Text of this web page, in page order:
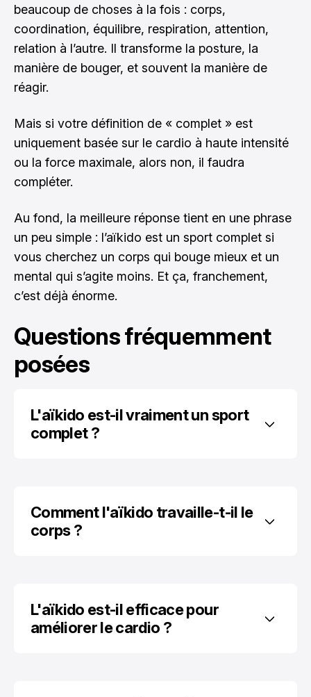
beaucoup de choses à la fois : corps,
coordination, équilibre, respiration, attention,
relation à l’autre. Il transforme la posture, la
manière de bouger, et souvent la manière de
réagir.
Mais si votre définition de « complet » est
uniquement basée sur le cardio à haute intensité
ou la force maximale, alors non, il faudra
compléter.
Au fond, la meilleure réponse tient en une phrase
un peu simple : l’aïkido est un sport complet si
vous cherchez un corps qui bouge mieux et un
mental qui s’agite moins. Et ça, franchement,
c’est déjà énorme.
Questions fréquemment
posées
L'aïkido est-il vraiment un sport
complet ?
Comment l'aïkido travaille-t-il le
corps ?
L'aïkido est-il efficace pour
améliorer le cardio ?